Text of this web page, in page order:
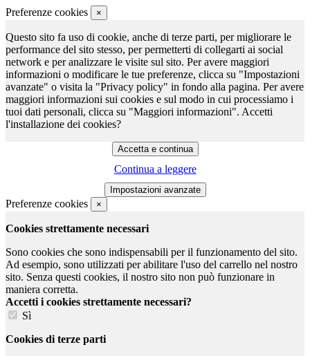
Preferenze cookies ×
Questo sito fa uso di cookie, anche di terze parti, per migliorare le
performance del sito stesso, per permetterti di collegarti ai social
network e per analizzare le visite sul sito. Per avere maggiori
informazioni o modificare le tue preferenze, clicca su "Impostazioni
avanzate" o visita la "Privacy policy" in fondo alla pagina. Per avere
maggiori informazioni sui cookies e sul modo in cui processiamo i
tuoi dati personali, clicca su "Maggiori informazioni". Accetti
l'installazione dei cookies?
Continua a leggere
Preferenze cookies ×
Cookies strettamente necessari
Sono cookies che sono indispensabili per il funzionamento del sito.
Ad esempio, sono utilizzati per abilitare l'uso del carrello nel nostro
sito. Senza questi cookies, il nostro sito non può funzionare in
maniera corretta.
Accetti i cookies strettamente necessari?
Sì
Cookies di terze parti